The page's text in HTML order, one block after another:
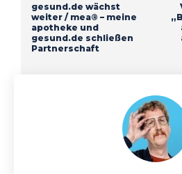
gesund.de wächst
weiter / mea® – meine
apotheke und
gesund.de schließen
Partnerschaft